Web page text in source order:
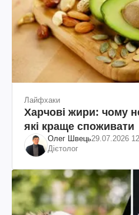
Лайфхаки
Харчові жири: чому
які краще споживати
Олег Швець29.07.2026
Дієтолог